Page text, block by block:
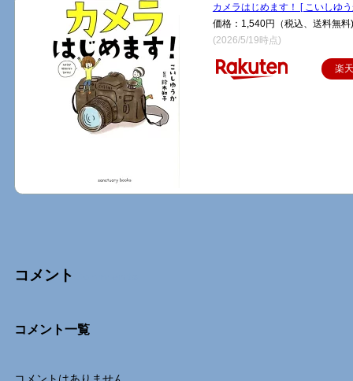
カメラはじめます！ [ こいしゆ
価格：1,540円（税込、送料無料)
(2026/5/19時点)
楽
コメント
コメント一覧
コメントはありません。